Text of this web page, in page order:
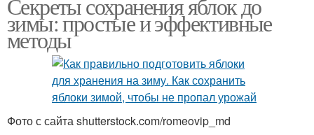
зимы: простые и эффективные
методы
Фото с сайта shutterstock.com/romeovip_md